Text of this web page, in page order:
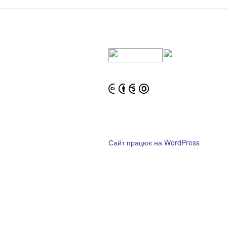
Сайт працює на WordPress